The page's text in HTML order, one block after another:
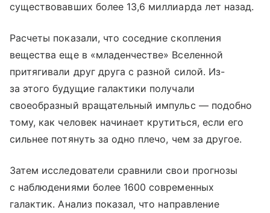
существовавших более 13,6 миллиарда лет назад.
Расчеты показали, что соседние скопления
вещества еще в «младенчестве» Вселенной
притягивали друг друга с разной силой. Из-
за этого будущие галактики получали
своеобразный вращательный импульс — подобно
тому, как человек начинает крутиться, если его
сильнее потянуть за одно плечо, чем за другое.
Затем исследователи сравнили свои прогнозы
с наблюдениями более 1600 современных
галактик. Анализ показал, что направление